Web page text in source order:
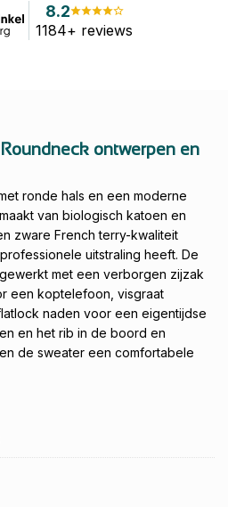
8.2
1184+ reviews
ontwerpen en
ronde hals en een moderne
van biologisch katoen en
zware French terry-kwaliteit
uitstraling heeft. De
met een verborgen zijzak
een koptelefoon, visgraat
naden voor een eigentijdse
en het rib in de boord en
de sweater een comfortabele